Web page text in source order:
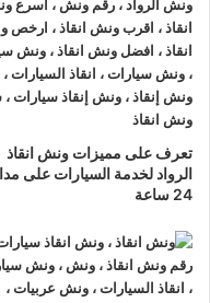
تتميز خدمةإنقاذ
لإنقاذ و رفع
10 دقائق بحد اقصي.
يمكنك الاتصال بنا أو
إلى أحد
انقاذ اليك في أي وقت.
ونش انقاذ سيارات
تعرف على مميزات ونش انقاذ
الرواد لخدمة السيارات على
24 ساعة